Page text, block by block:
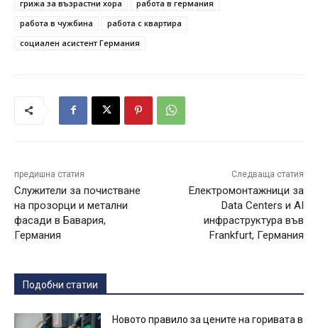
грижа за възрастни хора
работа в германия
работа в чужбина
работа с квартира
социален асистент Германия
предишна статия
Служители за почистване
на прозорци и метални
фасади в Бавария,
Германия
Следваща статия
Електромонтажници за
Data Centers и AI
инфраструктура във
Frankfurt, Германия
Подобни статии
Новото правило за цените на горивата в